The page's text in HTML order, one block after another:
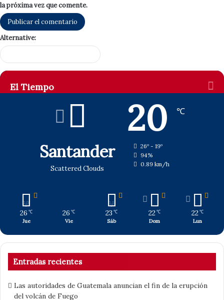
la próxima vez que comente.
Alternative:
El Tiempo
Santander
Scattered Clouds
20 ℃
26º - 19º
94%
0.89 km/h
26 ℃
Jue
26 ℃
Vie
23 ℃
Sáb
22 ℃
Dom
22 ℃
Lun
Entradas recientes
Las autoridades de Guatemala anuncian el fin de la erupción
del volcán de Fuego